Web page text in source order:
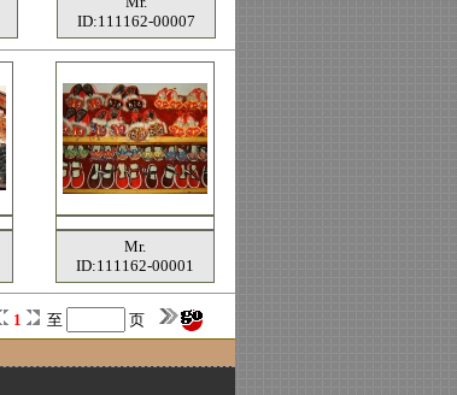
ID:111162-00007
Mr.
ID:111162-00001
1 至
页